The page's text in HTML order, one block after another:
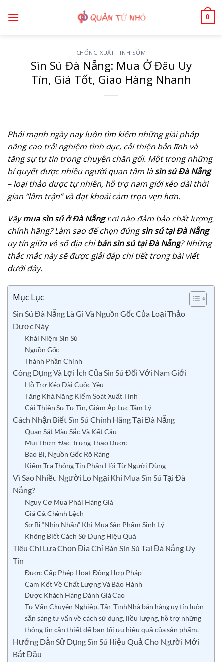
qua
0
CHỐNG XUẤT TINH SỚM
Sìn Sú Đà Nẵng: Mua Ở Đâu Uy
Tín, Giá Tốt, Giao Hàng Nhanh
Phái mạnh ngày nay luôn tìm kiếm những giải pháp
nâng cao trải nghiệm tình dục, cải thiện bản lĩnh và
tăng sự tự tin trong chuyện chăn gối. Một trong những
bí quyết được nhiều người quan tâm làsìn sú Đà Nẵng
– loại thảo dược tự nhiên, hỗ trợ nam giới kéo dài thời
gian “lâm trận” và đạt khoái cảm trọn vẹn hơn.
Vậymua sìn sú ở Đà Nẵngnơi nào đảm bảo chất lượng,
chính hãng? Làm sao để chọn đúngsìn sú tại Đà Nẵng
uy tín giữa vô số địa chỉbán sìn sú tại Đà Nẵng? Những
thắc mắc này sẽ được giải đáp chi tiết trong bài viết
dưới đây.
Mục Lục
Sìn Sú Đà Nẵng Là Gì Và Nguồn Gốc Của Loại Thảo
Dược Này
Khái Niệm Sìn Sú
Nguồn Gốc
Thành Phần Chính
Công Dụng Và Lợi Ích Của Sìn Sú Đối Với Nam Giới
Hỗ Trợ Kéo Dài Cuộc Yêu
Tăng Khả Năng Kiểm Soát Xuất Tinh
Cải Thiện Sự Tự Tin, Giảm Áp Lực Tâm Lý
Cách Nhận Biết Sìn Sú Chính Hãng Tại Đà Nẵng
Quan Sát Màu Sắc Và Kết Cấu
Mùi Thơm Đặc Trưng Thảo Dược
Bao Bì, Nguồn Gốc Rõ Ràng
Kiểm Tra Thông Tin Phản Hồi Từ Người Dùng
Vì Sao Nhiều Người Lo Ngại Khi Mua Sìn Sú Tại Đà
Nẵng?
Nguy Cơ Mua Phải Hàng Giả
Giá Cả Chênh Lệch
Sợ Bị “Nhìn Nhận” Khi Mua Sản Phẩm Sinh Lý
Không Biết Cách Sử Dụng Hiệu Quả
Tiêu Chí Lựa Chọn Địa Chỉ Bán Sìn Sú Tại Đà Nẵng Uy
Tín
Được Cấp Phép Hoạt Động Hợp Pháp
Cam Kết Về Chất Lượng Và Bảo Hành
Được Khách Hàng Đánh Giá Cao
Tư Vấn Chuyên Nghiệp, Tận TìnhNhà bán hàng uy tín luôn
sẵn sàng tư vấn về cách sử dụng, liều lượng, hỗ trợ những
thông tin cần thiết để bạn tối ưu hiệu quả của sản phẩm.
Hướng Dẫn Sử Dụng Sìn Sú Hiệu Quả Cho Người Mới
Bắt Đầu